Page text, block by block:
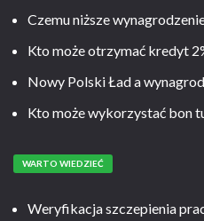
Czemu niższe
Kto może otrzymać kredyt
Nowy Polski Ład a
Kto może wykorzystać bon
WARTO WIEDZIEĆ
Weryfikacja szczepienia